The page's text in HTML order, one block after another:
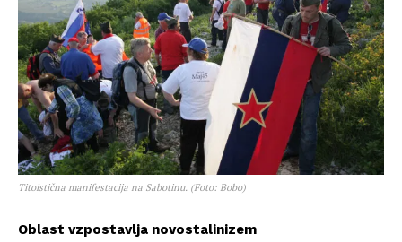
Titoistična manifestacija na Sabotinu. (Foto: Bobo)
Oblast vzpostavlja novostalinizem